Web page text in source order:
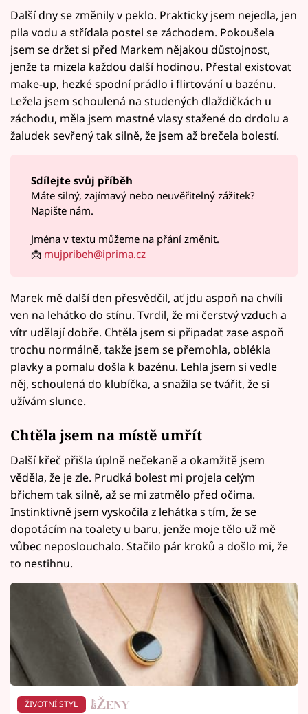
Další dny se změnily v peklo. Prakticky jsem nejedla, jen
pila vodu a střídala postel se záchodem. Pokoušela
jsem se držet si před Markem nějakou důstojnost,
jenže ta mizela každou další hodinou. Přestal existovat
make-up, hezké spodní prádlo i flirtování u bazénu.
Ležela jsem schoulená na studených dlaždičkách u
záchodu, měla jsem mastné vlasy stažené do drdolu a
žaludek sevřený tak silně, že jsem až brečela bolestí.
Sdílejte svůj příběh
Máte silný, zajímavý nebo neuvěřitelný zážitek?
Napište nám.
Jména v textu můžeme na přání změnit.
📩 mujpribeh@iprima.cz
Marek mě další den přesvědčil, ať jdu aspoň na chvíli
ven na lehátko do stínu. Tvrdil, že mi čerstvý vzduch a
vítr udělají dobře. Chtěla jsem si připadat zase aspoň
trochu normálně, takže jsem se přemohla, oblékla
plavky a pomalu došla k bazénu. Lehla jsem si vedle
něj, schoulená do klubíčka, a snažila se tvářit, že si
užívám slunce.
Chtěla jsem na místě umřít
Další křeč přišla úplně nečekaně a okamžitě jsem
věděla, že je zle. Prudká bolest mi projela celým
břichem tak silně, až se mi zatmělo před očima.
Instinktivně jsem vyskočila z lehátka s tím, že se
dopotácím na toalety u baru, jenže moje tělo už mě
vůbec neposlouchalo. Stačilo pár kroků a došlo mi, že
to nestihnu.
ŽIVOTNÍ STYL